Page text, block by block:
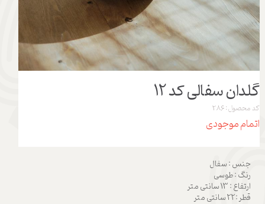
گلدان سفالی کد 12
کد محصول: 286
اتمام موجودی
جنس : سفال
رنگ : طوسی
ارتفاع : 13 سانتی متر
قطر :22 سانتی متر